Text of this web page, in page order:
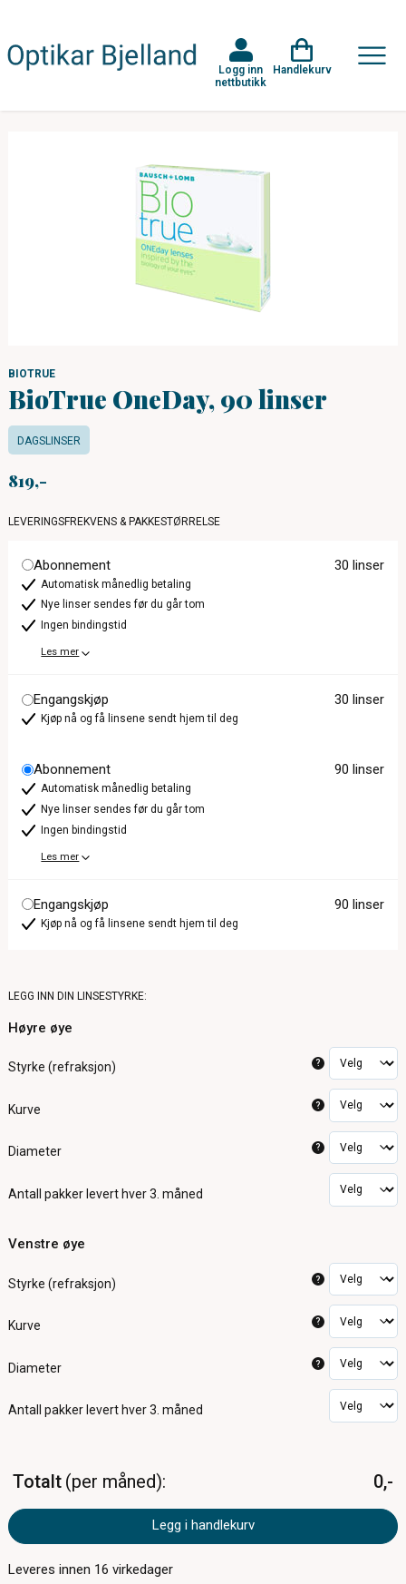
Logg inn
nettbutikk
Handlekurv
BIOTRUE
BioTrue OneDay, 90 linser
DAGSLINSER
819
LEVERINGSFREKVENS & PAKKESTØRRELSE
Abonnement 30 linser
Automatisk månedlig betaling
Nye linser sendes før du går tom
Ingen bindingstid
Les mer
Engangskjøp 30 linser
Kjøp nå og få linsene sendt hjem til deg
Abonnement 90 linser
Automatisk månedlig betaling
Nye linser sendes før du går tom
Ingen bindingstid
Les mer
Engangskjøp 90 linser
Kjøp nå og få linsene sendt hjem til deg
LEGG INN DIN LINSESTYRKE:
Høyre øye
Styrke (refraksjon) ?
Kurve ?
Diameter ?
Antall pakker levert hver 3. måned
Venstre øye
Styrke (refraksjon) ?
Kurve ?
Diameter ?
Antall pakker levert hver 3. måned
Totalt per måned 0,-
Legg i handlekurv
Leveres innen 16 virkedager